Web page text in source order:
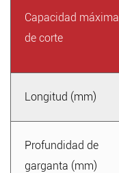
Capacidad máxima
de corte
Longitud (mm)
Profundidad de
garganta (mm)